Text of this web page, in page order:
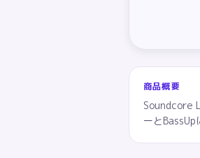
商品概要
Soundcore
ーと